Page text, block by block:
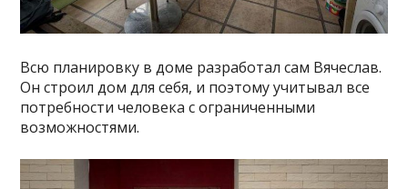
Всю планировку в доме разработал сам Вячеслав.
Он строил дом для себя, и поэтому учитывал все
потребности человека с ограниченными
возможностями.